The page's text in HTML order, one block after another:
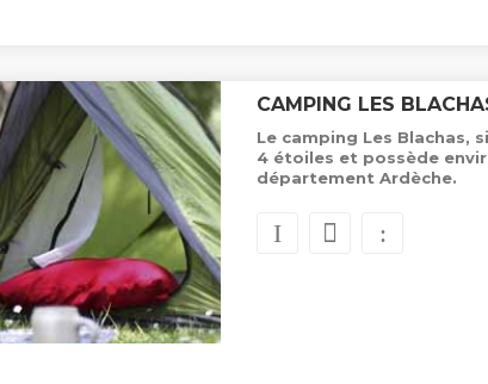
CAMPING LES
Le camping Les Blachas,
4 étoiles et possède
département Ardèche.